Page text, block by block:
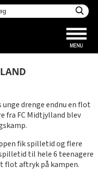
unge drenge endnu en flot
fra FC Midtjylland blev
fik spilletid og flere
til hele 6 teenagere
flot aftryk på kampen.